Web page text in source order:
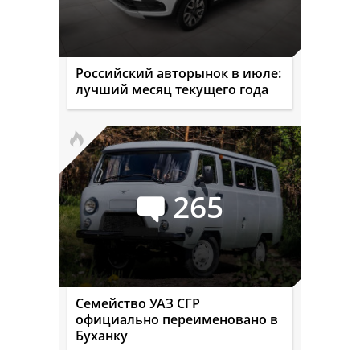
Российский авторынок в июле:
лучший месяц текущего года
265
Семейство УАЗ СГР
официально переименовано в
Буханку